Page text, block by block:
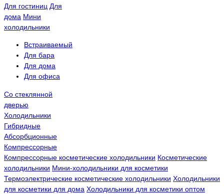
Для гостиниц Для
дома Мини
холодильники
Встраиваемый
Для бара
Для дома
Для офиса
Со стеклянной
дверью
Холодильники
Гибридные
Абсорбционные
Компрессорные
Компрессорные косметические холодильники Косметические
холодильники Мини-холодильники для косметики
Термоэлектрические косметические холодильники Холодильники
для косметики для дома Холодильники для косметики оптом